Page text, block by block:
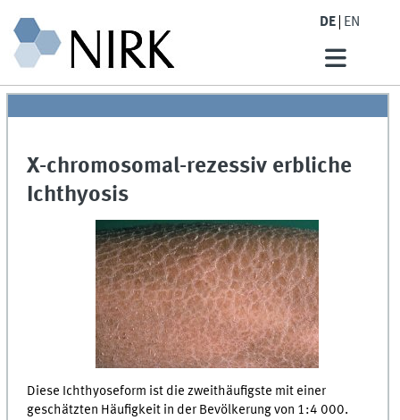
DE EN
X-chromosomal-rezessiv erbliche
Ichthyosis
Diese Ichthyoseform ist die zweithäufigste mit einer
geschätzten Häufigkeit in der Bevölkerung von 1:4 000.